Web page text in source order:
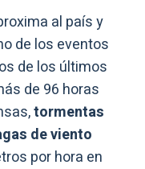
al país y
de los eventos
de los últimos
de 96 horas
tormentas
de viento
por hora en